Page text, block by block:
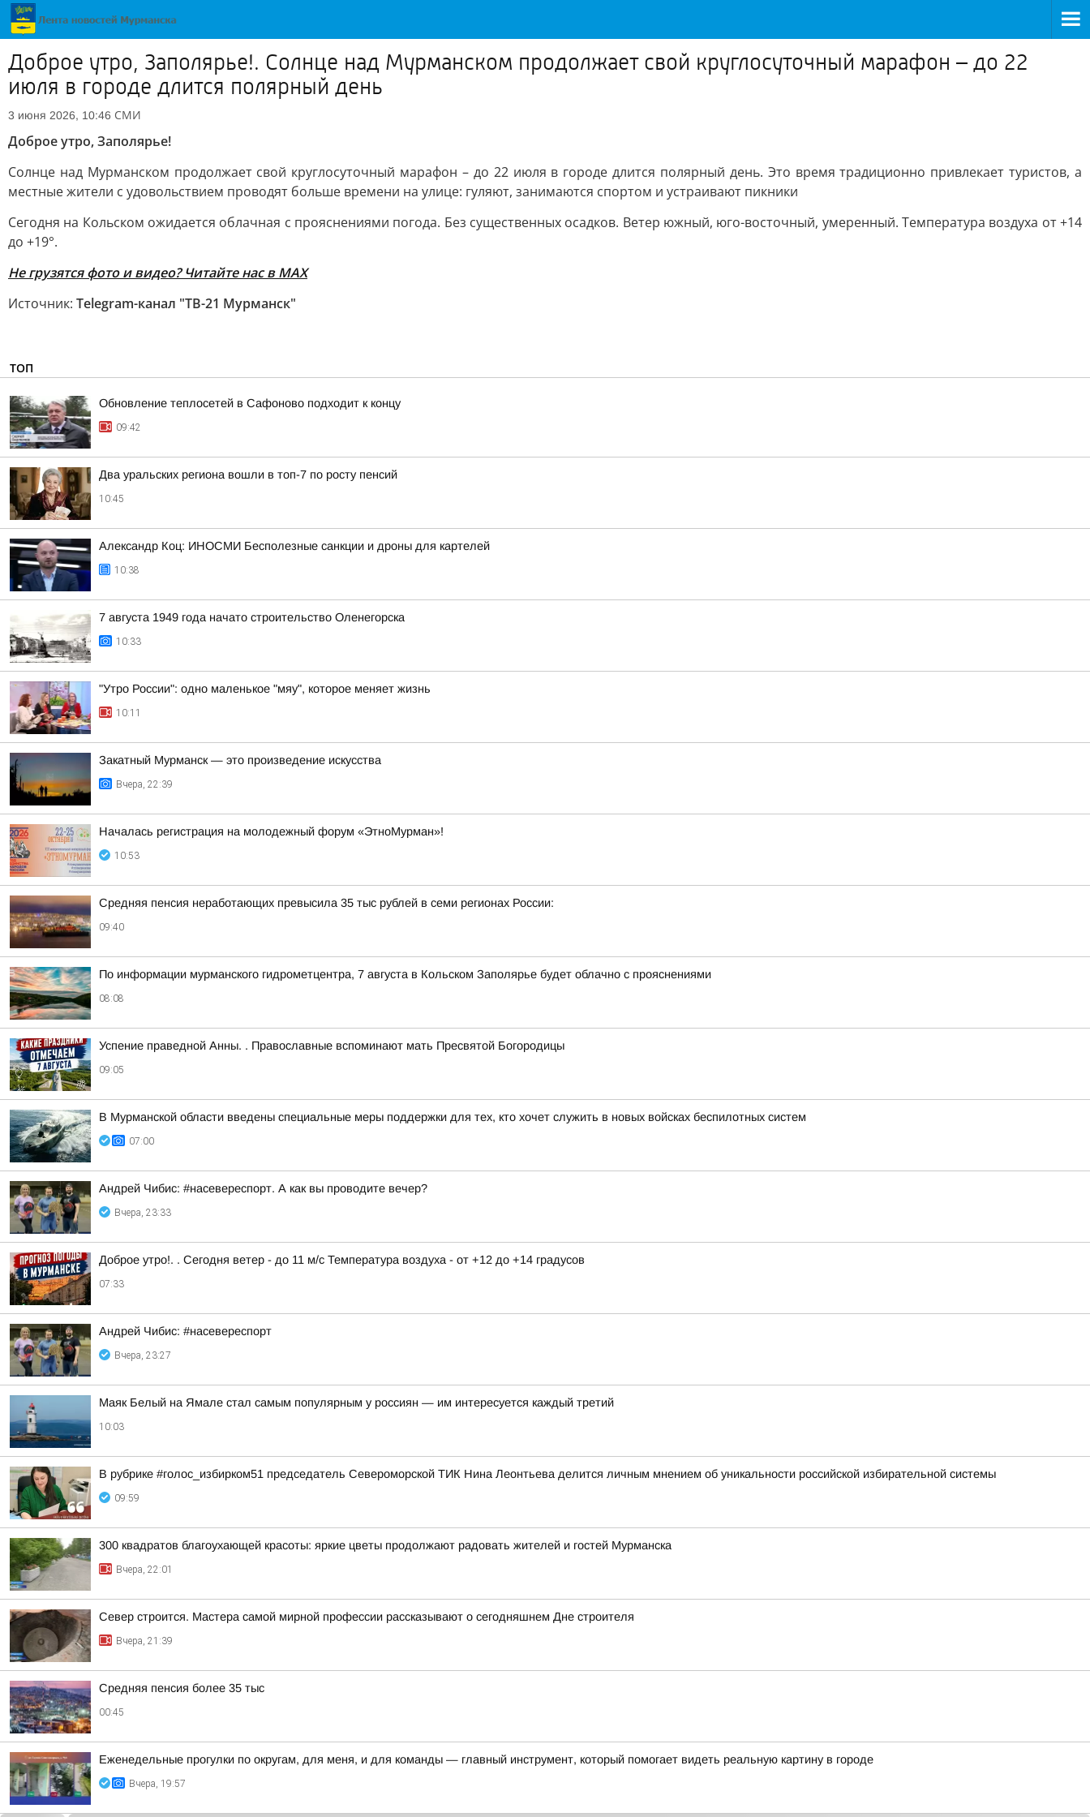
Доброе утро, Заполярье!. Солнце над Мурманском продолжает свой круглосуточный марафон – до 22
июля в городе длится полярный день
3 июня 2026, 10:46 СМИ
Доброе утро, Заполярье!
Солнце над Мурманском продолжает свой круглосуточный марафон – до 22 июля в городе длится полярный день. Это время традиционно привлекает туристов, а
местные жители с удовольствием проводят больше времени на улице: гуляют, занимаются спортом и устраивают пикники
Сегодня на Кольском ожидается облачная с прояснениями погода. Без существенных осадков. Ветер южный, юго-восточный, умеренный. Температура воздуха от +14
до +19°.
Не грузятся фото и видео? Читайте нас в MAX
Источник: Telegram-канал "ТВ-21 Мурманск"
ТОП
Обновление теплосетей в Сафоново подходит к концу
09:42
Два уральских региона вошли в топ-7 по росту пенсий
10:45
Александр Коц: ИНОСМИ Бесполезные санкции и дроны для картелей
10:38
7 августа 1949 года начато строительство Оленегорска
10:33
"Утро России": одно маленькое "мяу", которое меняет жизнь
10:11
Закатный Мурманск — это произведение искусства
Вчера, 22:39
Началась регистрация на молодежный форум «ЭтноМурман»!
10:53
Средняя пенсия неработающих превысила 35 тыс рублей в семи регионах России:
09:40
По информации мурманского гидрометцентра, 7 августа в Кольском Заполярье будет облачно с прояснениями
08:08
Успение праведной Анны. . Православные вспоминают мать Пресвятой Богородицы
09:05
В Мурманской области введены специальные меры поддержки для тех, кто хочет служить в новых войсках беспилотных систем
07:00
Андрей Чибис: #насевереспорт. А как вы проводите вечер?
Вчера, 23:33
Доброе утро!. . Сегодня ветер - до 11 м/с Температура воздуха - от +12 до +14 градусов
07:33
Андрей Чибис: #насевереспорт
Вчера, 23:27
Маяк Белый на Ямале стал самым популярным у россиян — им интересуется каждый третий
10:03
В рубрике #голос_избирком51 председатель Североморской ТИК Нина Леонтьева делится личным мнением об уникальности российской избирательной системы
09:59
300 квадратов благоухающей красоты: яркие цветы продолжают радовать жителей и гостей Мурманска
Вчера, 22:01
Север строится. Мастера самой мирной профессии рассказывают о сегодняшнем Дне строителя
Вчера, 21:39
Средняя пенсия более 35 тыс
00:45
Еженедельные прогулки по округам, для меня, и для команды — главный инструмент, который помогает видеть реальную картину в городе
Вчера, 19:57